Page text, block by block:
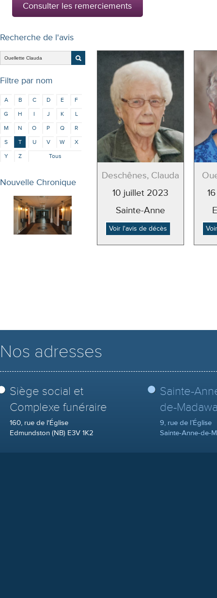
Consulter les remerciements
Recherche de l'avis
Filtre par nom
A B C D E
F
G
H I J K
L
M
N O P Q
R
S
T U V W
X
Y
Z Tous
Deschênes, Clauda
10 juillet 2023
Sainte-Anne
Voir l'avis de décès
Nouvelle Chronique
Nos adresses
Siège social et
Complexe funéraire
160, rue de l'Église
Edmundston (NB) E3V 1K2
Sainte-
de-
9, rue de l’Église
Sainte-Anne-de-